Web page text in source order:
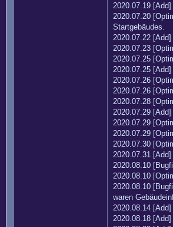
2020.07.19
2020.07.20
Startgebäudes.
2020.07.22
2020.07.23
2020.07.25
2020.07.25
2020.07.26
2020.07.26
2020.07.28
2020.07.29
2020.07.29
2020.07.29
2020.07.30
2020.07.31
2020.08.10
2020.08.10
2020.08.10
waren
2020.08.14
2020.08.18